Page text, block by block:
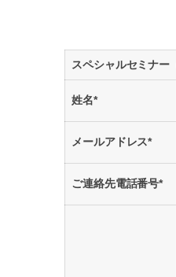
スペシャルセミナー
姓名*
メールアドレス*
ご連絡先電話番号*